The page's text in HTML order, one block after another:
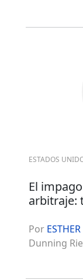
ESTADOS
El
arbitraje:
Por
Dunning